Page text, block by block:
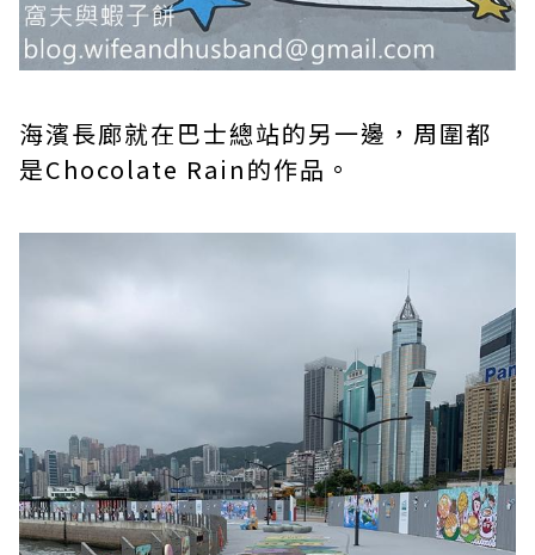
海濱長廊就在巴士總站的另一邊，周圍都
是Chocolate Rain的作品。